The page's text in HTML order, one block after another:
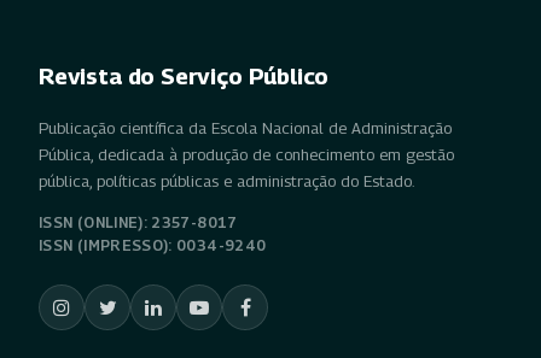
Revista do Serviço Público
Publicação científica da Escola Nacional de Administração
Pública, dedicada à produção de conhecimento em gestão
pública, políticas públicas e administração do Estado.
ISSN (ONLINE): 2357-8017
ISSN (IMPRESSO): 0034-9240